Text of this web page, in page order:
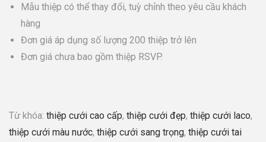
Mẫu thiệp có thể thay đổi, tuỳ chỉnh theo yêu cầu khách
hàng
Đơn giá áp dụng số lượng 200 thiệp trở lên
Đơn giá chưa bao gồm thiệp RSVP.
Từ khóa: thiệp cưới cao cấp, thiệp cưới đẹp, thiệp cưới laco,
thiệp cưới màu nước, thiệp cưới sang trọng, thiệp cưới tai